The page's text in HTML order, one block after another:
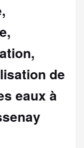
de
eaux à